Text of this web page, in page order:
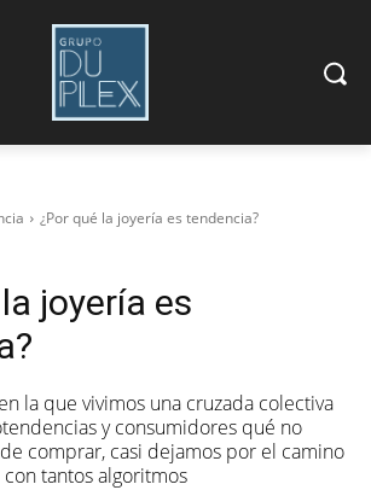
¿Por qué la joyería es tendencia?
joyería es
la que vivimos una cruzada colectiva
y consumidores qué no
comprar, casi dejamos por el camino
tantos algoritmos